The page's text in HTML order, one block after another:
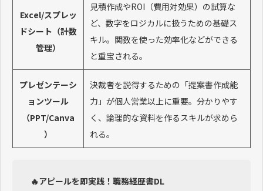
Excel/スプレッ
ドシート（計数
管理）
見積作成やROI（費用対効果）の試算な
ど、数字をロジカルに扱うための基礎ス
キル。関数を使った効率化などができる
と重宝される。
プレゼンテーシ
ョンツール
（PPT/Canva
）
決裁者を説得するための「提案書作成能
力」が個人営業以上に重要。分かりやす
く、論理的な資料を作るスキルが求めら
れる。
🔥アピールを即実践！職務経歴書DL